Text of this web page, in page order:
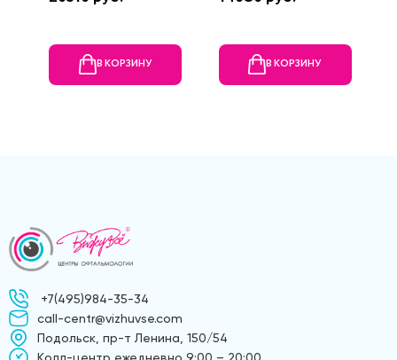
В КОРЗИНУ В КОРЗИНУ
+7(495)984-35-34
call-centr@vizhuvse.com
Подольск, пр-т Ленина, 150/54
Kолл-центр ежедневно 9:00 – 20:00